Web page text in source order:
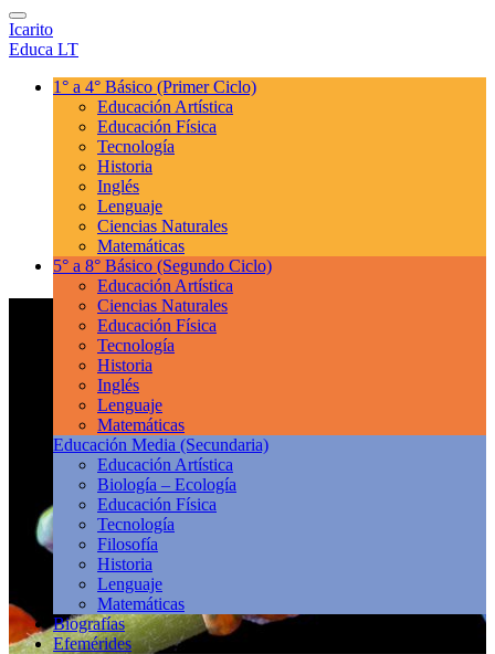
Icarito
Educa LT
1° a 4° Básico (Primer Ciclo)
Educación Artística
Educación Física
Tecnología
Historia
Inglés
Lenguaje
Ciencias Naturales
Matemáticas
5° a 8° Básico (Segundo Ciclo)
Educación Artística
Ciencias Naturales
Educación Física
Tecnología
Historia
Inglés
Lenguaje
Matemáticas
Educación Media (Secundaria)
Educación Artística
Biología – Ecología
Educación Física
Tecnología
Filosofía
Historia
Lenguaje
Matemáticas
Biografías
Efemérides